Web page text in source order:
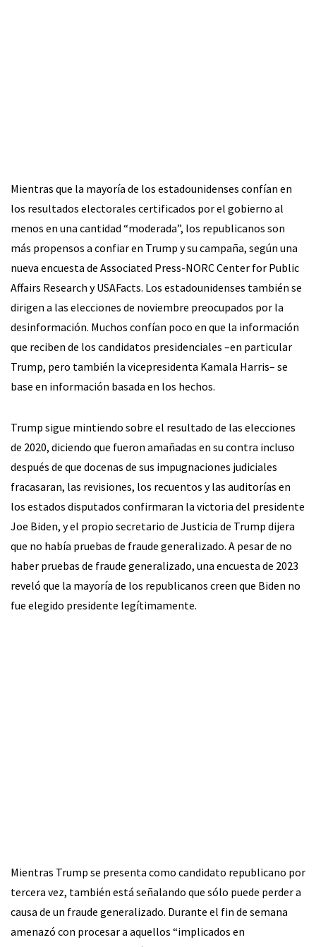
Mientras que la mayoría de los estadounidenses confían en
los resultados electorales certificados por el gobierno al
menos en una cantidad “moderada”, los republicanos son
más propensos a confiar en Trump y su campaña, según una
nueva encuesta de Associated Press-NORC Center for Public
Affairs Research y USAFacts. Los estadounidenses también se
dirigen a las elecciones de noviembre preocupados por la
desinformación. Muchos confían poco en que la información
que reciben de los candidatos presidenciales –en particular
Trump, pero también la vicepresidenta Kamala Harris– se
base en información basada en los hechos.
Trump sigue mintiendo sobre el resultado de las elecciones
de 2020, diciendo que fueron amañadas en su contra incluso
después de que docenas de sus impugnaciones judiciales
fracasaran, las revisiones, los recuentos y las auditorías en
los estados disputados confirmaran la victoria del presidente
Joe Biden, y el propio secretario de Justicia de Trump dijera
que no había pruebas de fraude generalizado. A pesar de no
haber pruebas de fraude generalizado, una encuesta de 2023
reveló que la mayoría de los republicanos creen que Biden no
fue elegido presidente legítimamente.
Mientras Trump se presenta como candidato republicano por
tercera vez, también está señalando que sólo puede perder a
causa de un fraude generalizado. Durante el fin de semana
amenazó con procesar a aquellos “implicados en